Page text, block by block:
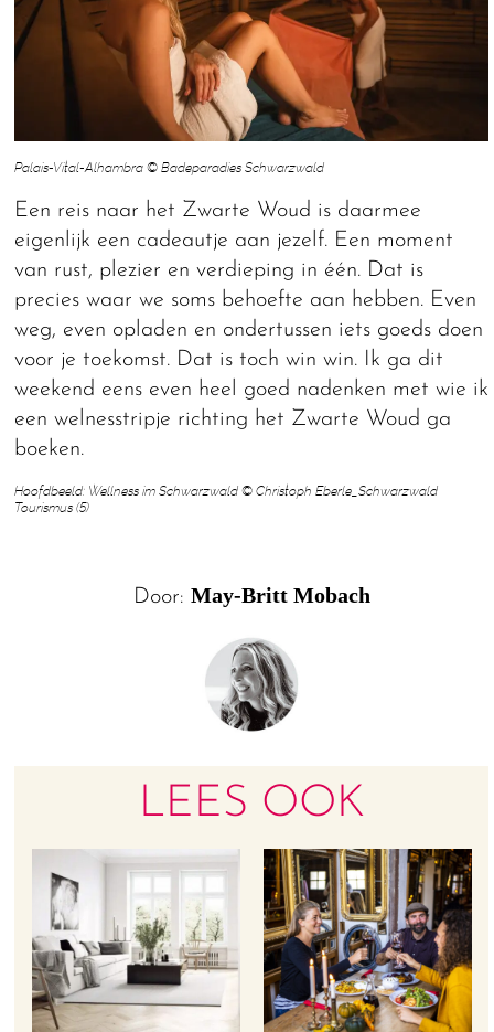
Palais-Vital-Alhambra © Badeparadies Schwarzwald
Een reis naar het Zwarte Woud is daarmee
eigenlijk een cadeautje aan jezelf. Een moment
van rust, plezier en verdieping in één. Dat is
precies waar we soms behoefte aan hebben. Even
weg, even opladen en ondertussen iets goeds doen
voor je toekomst. Dat is toch win win. Ik ga dit
weekend eens even heel goed nadenken met wie ik
een welnesstripje richting het Zwarte Woud ga
boeken.
Hoofdbeeld: Wellness im Schwarzwald © Christoph Eberle_Schwarzwald
Tourismus (5)
Door: May-Britt Mobach
LEES OOK